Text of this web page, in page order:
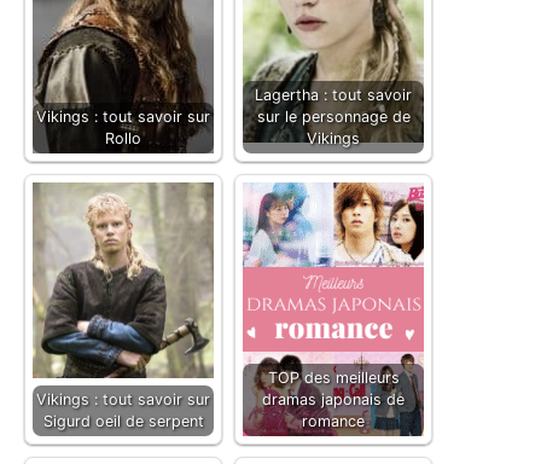
Vikings : tout savoir sur
Rollo
Lagertha : tout savoir
sur le personnage de
Vikings
Vikings : tout savoir sur
Sigurd oeil de serpent
TOP des meilleurs
dramas japonais de
romance